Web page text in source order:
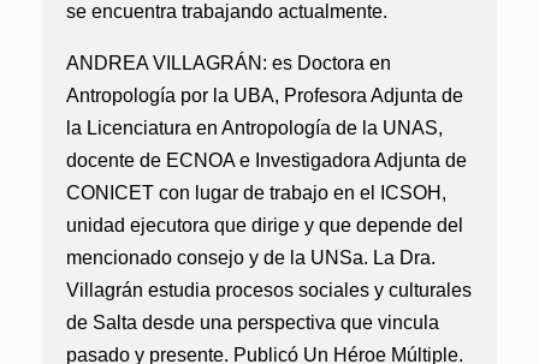
se encuentra trabajando actualmente.
ANDREA VILLAGRÁN: es Doctora en
Antropología por la UBA, Profesora Adjunta de
la Licenciatura en Antropología de la UNAS,
docente de ECNOA e Investigadora Adjunta de
CONICET con lugar de trabajo en el ICSOH,
unidad ejecutora que dirige y que depende del
mencionado consejo y de la UNSa. La Dra.
Villagrán estudia procesos sociales y culturales
de Salta desde una perspectiva que vincula
pasado y presente. Publicó Un Héroe Múltiple.